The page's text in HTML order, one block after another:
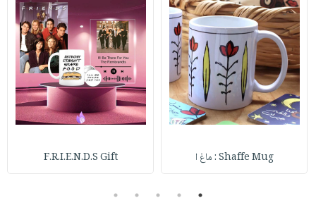
Shaffe Mug : ماغ ا F.R.I.E.N.D.S Gift
1
2
3
4
5